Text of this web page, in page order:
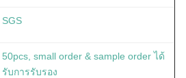
SGS
50pcs, small order & sample order ได้
รับการรับรอง